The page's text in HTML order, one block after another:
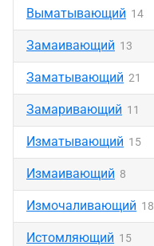
Выматывающий 14
Замаивающий 13
Заматывающий 21
Замаривающий 11
Изматывающий 15
Измаивающий 8
Измочаливающий 18
Истомляющий 15